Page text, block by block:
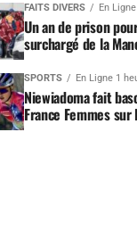
FAITS DIVERS En
Un an de prison
surchargé de la
SPORTS En Ligne 1
Niewiadoma fait
France Femmes